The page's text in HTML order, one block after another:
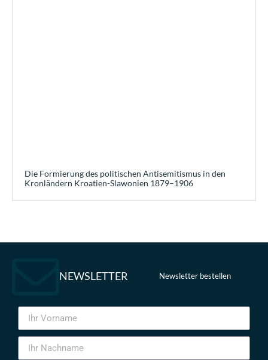
Die Formierung des politischen Antisemitismus in den
Kronländern Kroatien-Slawonien 1879–1906
NEWSLETTER Newsletter bestellen